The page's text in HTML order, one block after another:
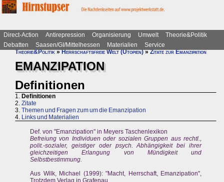
Direct-Action Antirepression Organisierung Umwelt
Theorie&Politik
Debatten
Saasen/GI/Mittelhessen Materialien
Service
Theorie&Politik»Herrschaftsfreie Welt (Utopien)»Zitate zur Emanzipation
EMANZIPATION
Definitionen
1. Definitionen
2. Zitate
3. Themen und Fragen zum um die Emanzipation
4. Links und Materialien
Def. von "Emanzipation" in Meyers Taschenlexikon
Befreiung von Individuen oder sozialen Gruppen aus rechtl.,
polit.-sozialer, geistiger oder psych. Abhängigkeit bei ihrer
gleichzeitigen Erlangung von Mündigkeit und
Selbstbestimmung.
Aus Wilk, Michael (1999): "Macht, Herrschaft, Emanzipation",